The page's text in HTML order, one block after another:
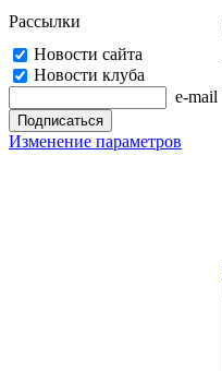
Рассылки
Новости сайта
Новости клуба
e-mail
Изменение параметров